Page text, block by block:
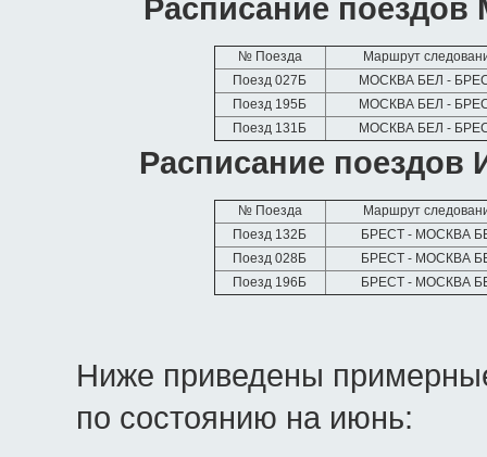
Расписание
№ Поезда
Маршрут
Поезд 027Б
МОСКВА БЕЛ -
Поезд 195Б
МОСКВА БЕЛ -
Поезд 131Б
МОСКВА БЕЛ -
Расписание
№ Поезда
Маршрут
Поезд 132Б
БРЕСТ - МОСКВА
Поезд 028Б
БРЕСТ - МОСКВА
Поезд 196Б
БРЕСТ - МОСКВА
Ниже приведены
по состоянию на июнь: